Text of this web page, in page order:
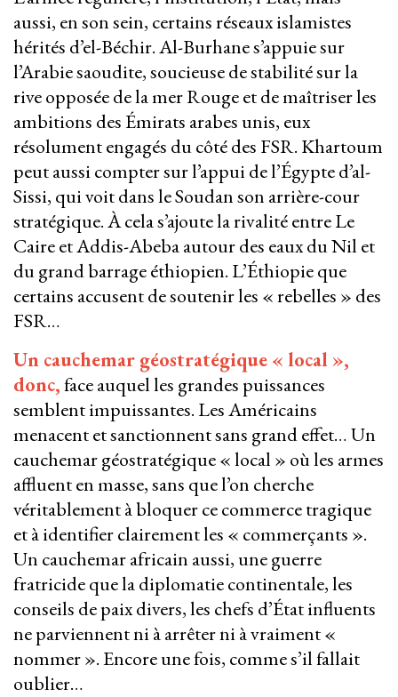
aussi, en son sein, certains réseaux islamistes
hérités d’el-Béchir. Al-Burhane s’appuie sur
l’Arabie saoudite, soucieuse de stabilité sur la
rive opposée de la mer Rouge et de maîtriser les
ambitions des Émirats arabes unis, eux
résolument engagés du côté des FSR. Khartoum
peut aussi compter sur l’appui de l’Égypte d’al-
Sissi, qui voit dans le Soudan son arrière-cour
stratégique. À cela s’ajoute la rivalité entre Le
Caire et Addis-Abeba autour des eaux du Nil et
du grand barrage éthiopien. L’Éthiopie que
certains accusent de soutenir les « rebelles » des
FSR…
Un cauchemar géostratégique « local »,
donc,face auquel les grandes puissances
semblent impuissantes. Les Américains
menacent et sanctionnent sans grand effet… Un
cauchemar géostratégique « local » où les armes
affluent en masse, sans que l’on cherche
véritablement à bloquer ce commerce tragique
et à identifier clairement les « commerçants ».
Un cauchemar africain aussi, une guerre
fratricide que la diplomatie continentale, les
conseils de paix divers, les chefs d’État influents
ne parviennent ni à arrêter ni à vraiment «
nommer ». Encore une fois, comme s’il fallait
oublier…